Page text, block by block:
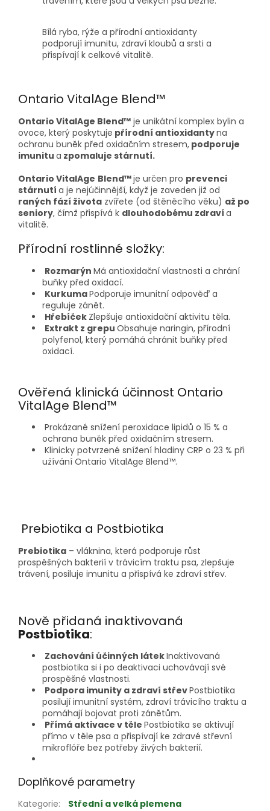
Bílá ryba, rýže a přírodní antioxidanty
podporují imunitu, zdraví kloubů a srsti a
přispívají k celkové vitalitě.
Ontario VitalAge Blend™
Ontario VitalAge Blend™ je unikátní komplex bylin a
ovoce, který poskytuje přírodní antioxidantyna
ochranu buněk před oxidačním stresem, podporuje
imunitu a zpomaluje stárnutí.
Ontario VitalAge Blend™je určen pro prevenci
stárnutí a je nejúčinnější, když je zaveden již od
raných fází života zvířete (od štěněcího věku) až po
seniory, čímž přispívá k dlouhodobému zdraví a
vitalitě.
Přírodní rostlinné složky:
Rozmarýn Má antioxidační vlastnosti a chrání
buňky před oxidací.
KurkumaPodporuje imunitní odpověď a
reguluje zánět.
Hřebíček Zlepšuje antioxidační aktivitu těla.
Extrakt z grepu Obsahuje naringin, přírodní
polyfenol, který pomáhá chránit buňky před
oxidací.
Ověřená klinická účinnost Ontario
VitalAge Blend™
Prokázané snížení peroxidace lipidů o 15 % a
ochrana buněk před oxidačním stresem.
Klinicky potvrzené snížení hladiny CRP o 23 % při
užívání Ontario VitalAge Blend™.
Prebiotika a Postbiotika
Prebiotika – vláknina, která podporuje růst
prospěšných bakterií v trávicím traktu psa, zlepšuje
trávení, posiluje imunitu a přispívá ke zdraví střev.
Nově přidaná inaktivovaná
Postbiotika:
Zachování účinných látekInaktivovaná
postbiotika si i po deaktivaci uchovávají své
prospěšné vlastnosti.
Podpora imunity a zdraví střevPostbiotika
posilují imunitní systém, zdraví trávicího traktu a
pomáhají bojovat proti zánětům.
Přímá aktivace v těle Postbiotika se aktivují
přímo v těle psa a přispívají ke zdravé střevní
mikroflóře bez potřeby živých bakterií.
Doplňkové parametry
Kategorie:
Střední a velká plemena